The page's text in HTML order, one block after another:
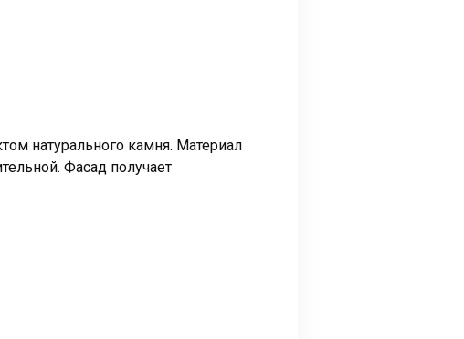
натурального камня. Материал
Фасад получает